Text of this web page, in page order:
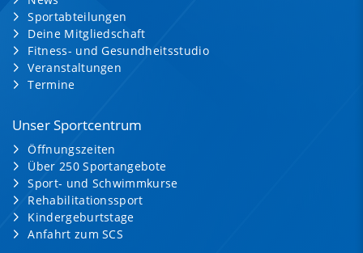
Sportabteilungen
Deine Mitgliedschaft
Fitness- und Gesundheitsstudio
Veranstaltungen
Termine
Unser Sportcentrum
Öffnungszeiten
Über 250 Sportangebote
Sport- und Schwimmkurse
Rehabilitationssport
Kindergeburtstage
Anfahrt zum SCS